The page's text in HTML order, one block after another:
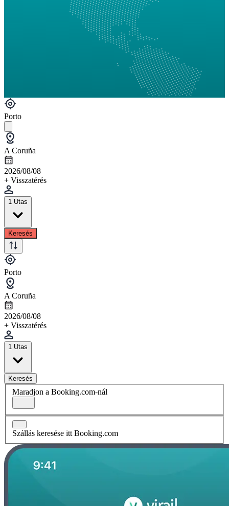
Porto
A Coruña
2026/08/08
+ Visszatérés
1 Utas
Keresés
Porto
A Coruña
2026/08/08
+ Visszatérés
1 Utas
Keresés
Maradjon a Booking.com-nál
Szállás keresése itt Booking.com